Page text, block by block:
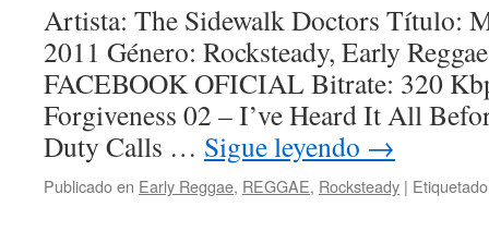
Artista: The Sidewalk Doctors Título:
2011 Género: Rocksteady, Early
FACEBOOK OFICIAL Bitrate: 320
Forgiveness 02 – I’ve Heard It All
Duty Calls … Sigue leyendo →
Publicado en Early Reggae, REGGAE, Rocksteady | Etiquetado